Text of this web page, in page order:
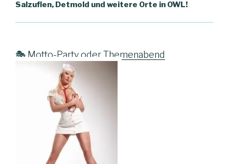
Salzuflen, Detmold und weitere Orte in OWL!
🎭 Motto-Party oder Themenabend